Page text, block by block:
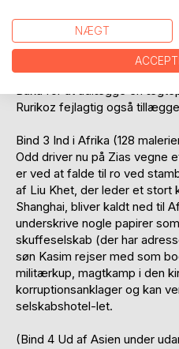
Bind 2 Baglæns tilbage (66
Rurikoz er ved at gå i en
Swedroil, men reddes på
pakistansk spionægtepar, og
Baku for at udlægge en
Rurikoz fejlagtig også
Bind 3 Ind i Afrika (128
Odd driver nu på Zias vegne
er ved at falde til ro ved
af Liu Khet, der leder et stort
Shanghai, bliver kaldt ned til
underskrive nogle papirer
skuffeselskab (der har
søn Kasim rejser med som
militærkup, magtkamp i den
korruptionsanklager og kan
selskabshotel-let.
(Bind 4 Ud af Asien under
NÆGT